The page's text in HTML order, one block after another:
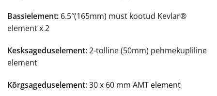
Bassielement: 6.5″(165mm) must kootud Kevlar®
element x 2
Kesksageduselement:2-tolline (50mm) pehmekupliline
element
Kõrgsageduselement:30 x 60 mm AMT element